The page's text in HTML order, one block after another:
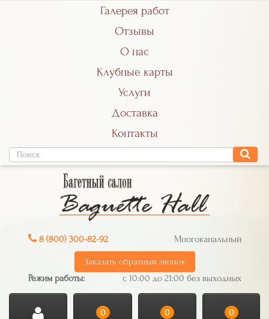
Галерея работ
Отзывы
О нас
Клубные карты
Услуги
Доставка
Контакты
8 (800) 300-82-92 Многоканальный
Заказать обратный звонок
Режим работы: с 10:00 до 21:00 без выходных
0 0 0